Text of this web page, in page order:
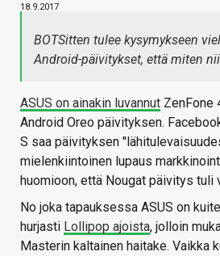
18.9.2017
BOTSitten tulee kysymykseen
Android-päivitykset, että miten
ASUS on ainakin luvannut ZenFone
Android Oreo päivityksen.
S saa päivityksen
mielenkiintoinen lupaus
huomioon, että Nougat päivitys tuli
No joka tapauksessa ASUS on
hurjasti Lollipop ajoista, jolloin
Masterin kaltainen haitake. Vaikka